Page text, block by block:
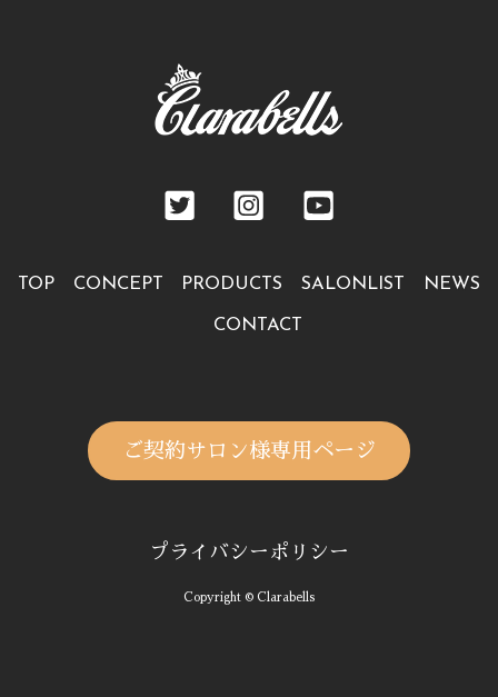
TOP CONCEPT PRODUCTS SALONLIST NEWS
CONTACT
ご契約サロン様専用ページ
プライバシーポリシー
Copyright © Clarabells